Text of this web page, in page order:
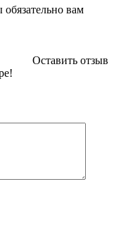
вам
Оставить отзыв